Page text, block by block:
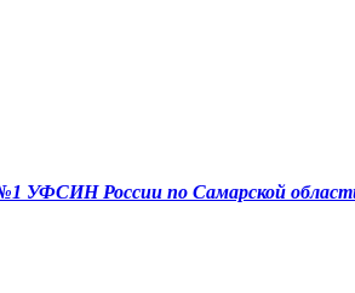
УФСИН России по Самарской